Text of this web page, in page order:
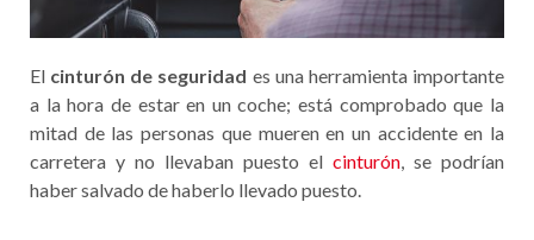
El cinturón de seguridad es una herramienta importante
a la hora de estar en un coche; está comprobado que la
mitad de las personas que mueren en un accidente en la
carretera y no llevaban puesto el cinturón, se podrían
haber salvado de haberlo llevado puesto.